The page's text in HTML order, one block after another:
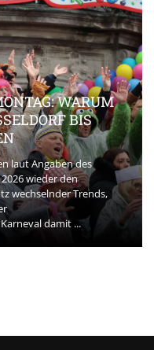
WARUM
BIS
laut Angaben des
wieder den
wechselnder Trends,
damit ...